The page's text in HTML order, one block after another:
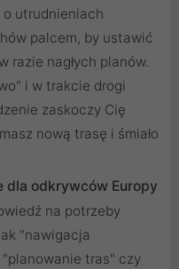
utrudnieniach
palcem, by ustawić
razie nagłych planów.
i w trakcie drogi
zaskoczy Cię
nową trasę i śmiało
dla odkrywców Europy
na potrzeby
"nawigacja
"planowanie tras" czy